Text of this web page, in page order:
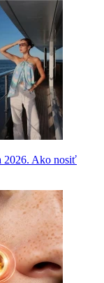
2026. Ako nosiť